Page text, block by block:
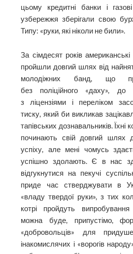
цьому кредитні банки і
узбережжя зберігали свою
Типу: «руки, які ніколи не били».
За сімдесят років
пройшли довгий шлях від
молодіжних банд, що
без поліційного «даху», до
з ліцензіями і переліком
тиску, який би викликав
тапівських дознавальників. Їхні
починають свій довгий шлях
успіху, але мені чомусь
успішно здолають. Є в нас
відгукнутися на пекучі
приде час стверджувати в
«владу твердої руки», з тих
котрі пройдуть
можна буде, припустімо,
«добровольців» для
інакомислячих і «ворогів